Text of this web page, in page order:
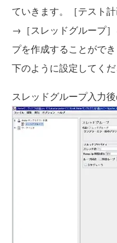
ていきます。［テスト
→［スレッドグループ
プを作成することがで
下のように設定してくだ
スレッドグループ入力